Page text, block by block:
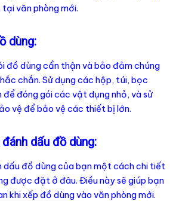
văn phòng mới.
dùng:
đồ dùng cẩn thận và bảo đảm chúng
chắn. Sử dụng các hộp, túi, bọc
để đóng gói các vật dụng nhỏ, và sử
vệ để bảo vệ các thiết bị lớn.
dấu đồ dùng:
dấu đồ dùng của bạn một cách chi tiết
được đặt ở đâu. Điều này sẽ giúp bạn
khi xếp đồ dùng vào văn phòng mới.